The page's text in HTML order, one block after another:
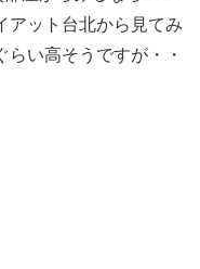
アット台北から見てみ
い高そうですが・・